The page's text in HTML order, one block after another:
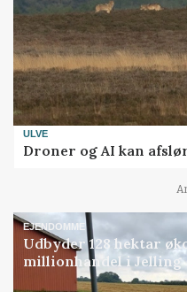
ULVE
Droner og AI kan
EJENDOMME
Udbyder 128 hektar
millionhandel i Jelling